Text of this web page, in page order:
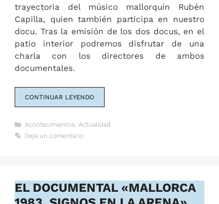
trayectoria del músico mallorquín Rubén
Capilla, quien también participa en nuestro
docu. Tras la emisión de los dos docus, en el
patio interior podremos disfrutar de una
charla con los directores de ambos
documentales.
CONTINUAR LEYENDO
Categorías
Acontecimientos, Actualidad
Deja un comentario
EL DOCUMENTAL «MALLORCA